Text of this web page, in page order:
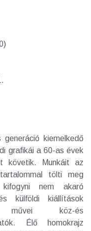
kiemelkedő
grafikái a 60-as évek
követik. Munkáit az
tölti meg
nem akaró
külföldi kiállítások
művei köz-és
Élő homokrajz